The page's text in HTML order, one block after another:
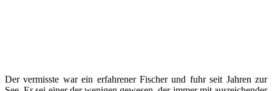
Der vermisste war ein erfahrener Fischer und fuhr seit Jahren zur